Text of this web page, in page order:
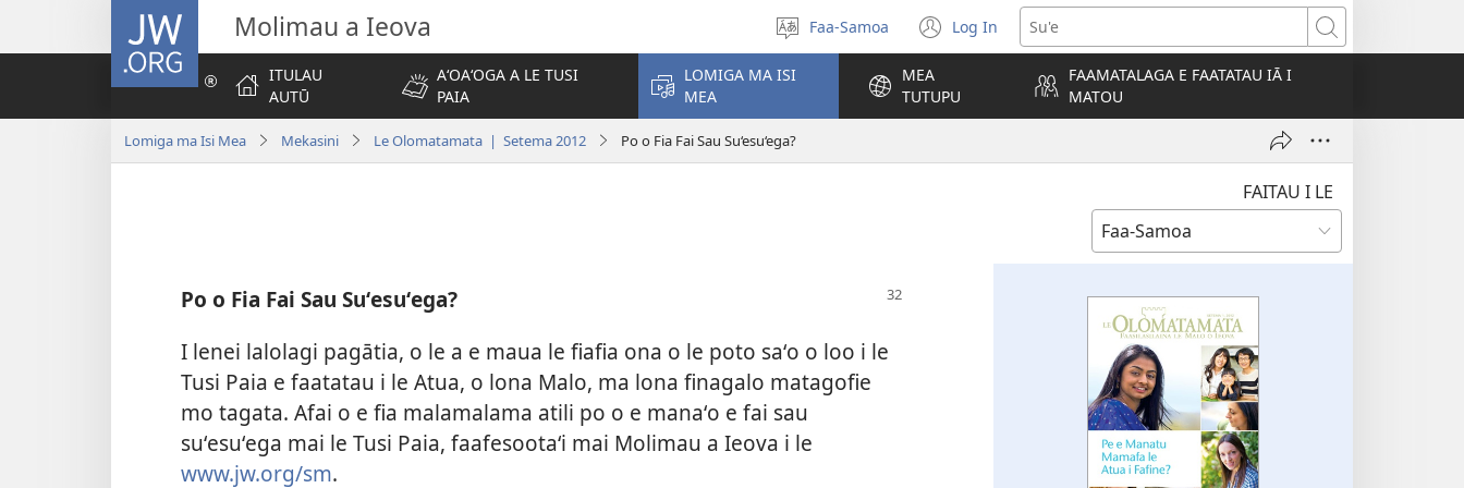
JW.ORG Molimau a Ieova
Filifili
le
gagana
Faa-Samoa Log In
(tatala
se
polokalame)
Su'e
ITULAU
AUTŪ
AʻOAʻOGA A LE TUSI
PAIA
LOMIGA MA ISI
MEA
MEA
TUTUPU
FAAMATALAGA E FAATATAU IĀ I
MATOU
Lomiga ma Isi Mea Mekasini Le Olomatamata | Setema 2012 Po o Fia Fai Sau Su‘esu‘ega?
FAITAU I LE
Po o Fia Fai Sau Suʻesuʻega?
I lenei lalolagi pagātia, o le a e maua le fiafia ona o le poto saʻo o loo i le
Tusi Paia e faatatau i le Atua, o lona Malo, ma lona finagalo matagofie
mo tagata. Afai o e fia malamalama atili po o e manaʻo e fai sau
suʻesuʻega mai le Tusi Paia, faafesootaʻi mai Molimau a Ieova i le
www.jw.org/sm.